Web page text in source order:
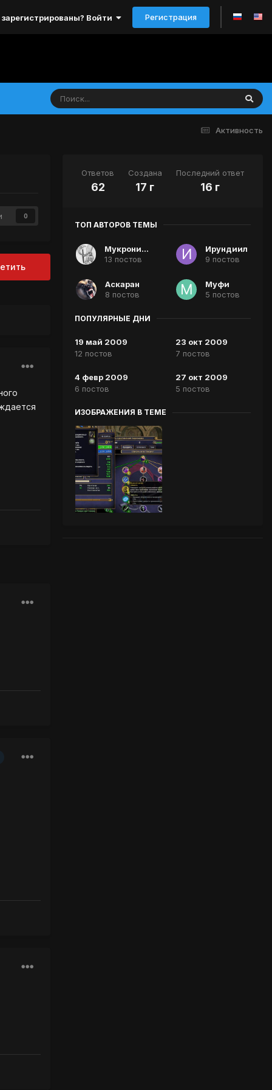
Войти Регистрация
Активность
0
Ответов
62
Создана
17 г
Последний ответ
16 г
ТОП АВТОРОВ ТЕМЫ
Мукронист
13 постов
Ирундиил
9 постов
Аскаран
8 постов
Муфи
5 постов
ПОПУЛЯРНЫЕ ДНИ
19 май 2009
12 постов
23 окт 2009
7 постов
4 февр 2009
6 постов
27 окт 2009
5 постов
ИЗОБРАЖЕНИЯ В ТЕМЕ